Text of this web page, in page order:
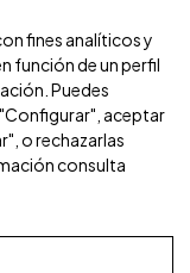
fines analíticos y
función de un perfil
Puedes
aceptar
o rechazarlas
consulta